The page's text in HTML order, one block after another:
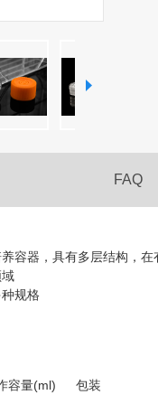
FAQ
容器，具有多层结构，
规格
容量(ml) 包装